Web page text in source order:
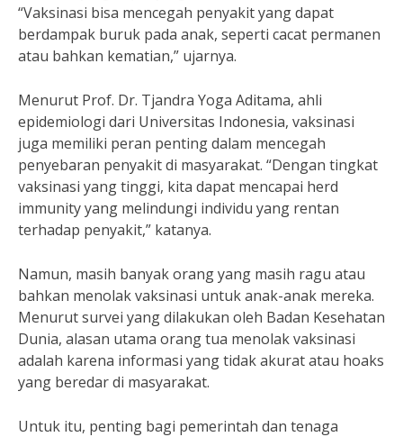
“Vaksinasi bisa mencegah penyakit yang dapat
berdampak buruk pada anak, seperti cacat permanen
atau bahkan kematian,” ujarnya.
Menurut Prof. Dr. Tjandra Yoga Aditama, ahli
epidemiologi dari Universitas Indonesia, vaksinasi
juga memiliki peran penting dalam mencegah
penyebaran penyakit di masyarakat. “Dengan tingkat
vaksinasi yang tinggi, kita dapat mencapai herd
immunity yang melindungi individu yang rentan
terhadap penyakit,” katanya.
Namun, masih banyak orang yang masih ragu atau
bahkan menolak vaksinasi untuk anak-anak mereka.
Menurut survei yang dilakukan oleh Badan Kesehatan
Dunia, alasan utama orang tua menolak vaksinasi
adalah karena informasi yang tidak akurat atau hoaks
yang beredar di masyarakat.
Untuk itu, penting bagi pemerintah dan tenaga